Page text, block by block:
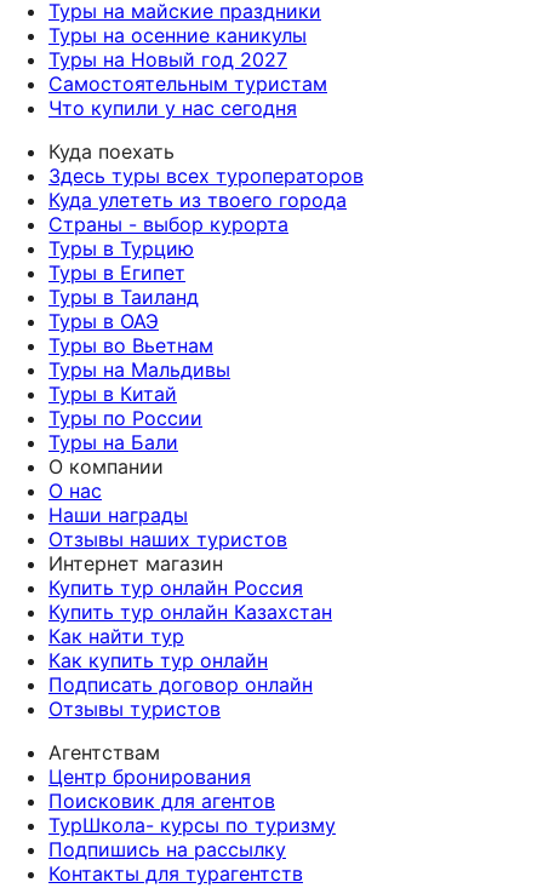
Туры на майские праздники
Туры на осенние каникулы
Туры на Новый год 2027
Самостоятельным туристам
Что купили у нас сегодня
Куда поехать
Здесь туры всех туроператоров
Куда улететь из твоего города
Страны - выбор курорта
Туры в Турцию
Туры в Египет
Туры в Таиланд
Туры в ОАЭ
Туры во Вьетнам
Туры на Мальдивы
Туры в Китай
Туры по России
Туры на Бали
О компании
О нас
Наши награды
Отзывы наших туристов
Интернет магазин
Купить тур онлайн Россия
Купить тур онлайн Казахстан
Как найти тур
Как купить тур онлайн
Подписать договор онлайн
Отзывы туристов
Агентствам
Центр бронирования
Поисковик для агентов
ТурШкола- курсы по туризму
Подпишись на рассылку
Контакты для турагентств